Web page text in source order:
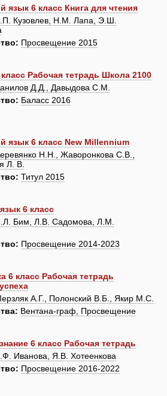
язык 6 класс Книга для чтения
Кузовлев, Н.М. Лапа, Э.Ш.
Просвещение 2015
Рабочая тетрадь Школа 2100
Д.Д., Давыдова С.М.
Баласс 2016
язык 6 класс New Millennium
Н.Н., Жаворонкова С.В.,
Л. В.
Титул 2015
6 класс
Бим, Л.В. Садомова, Л.М.
Просвещение 2014-2023
6 класс Рабочая тетрадь
А.Г., Полонский В.Б., Якир М.С.
Вентана-граф, Просвещение
6 класс Рабочая тетрадь
Иванова, Я.В. Хотеенкова
Просвещение 2016-2022